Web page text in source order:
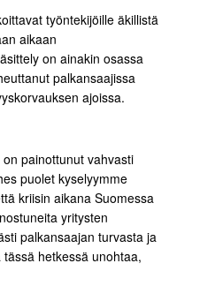
työntekijöille äkillistä
aikaan
on ainakin osassa
palkansaajissa
ajoissa.
painottunut vahvasti
puolet kyselyymme
kriisin aikana Suomessa
yritysten
palkansaajan turvasta ja
hetkessä unohtaa,